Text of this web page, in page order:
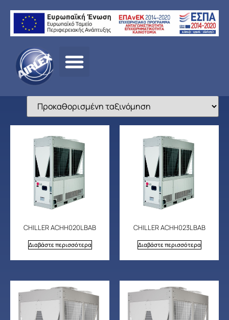
Αρχική σελίδα /ΠΡΟΪΟΝΤΑ
HEAT PUMPS
CHILLER ACHH020LBAB
Διαβάστε περισσότερα
CHILLER ACHH023LBAB
Διαβάστε περισσότερα